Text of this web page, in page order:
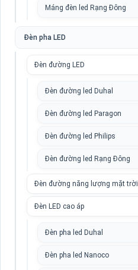
Máng đèn led Rạng Đông
Đèn pha LED
Đèn đường LED
Đèn đường led Duhal
Đèn đường led Paragon
Đèn đường led Philips
Đèn đường led Rạng Đông
Đèn đường năng lượng mặt trời
Đèn LED cao áp
Đèn pha led Duhal
Đèn pha led Nanoco